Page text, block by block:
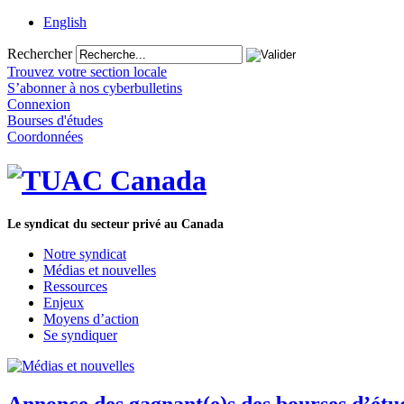
English
Rechercher
Trouvez votre section locale
S’abonner à nos cyberbulletins
Connexion
Bourses d'études
Coordonnées
Le syndicat du secteur privé au Canada
Notre syndicat
Médias et nouvelles
Ressources
Enjeux
Moyens d’action
Se syndiquer